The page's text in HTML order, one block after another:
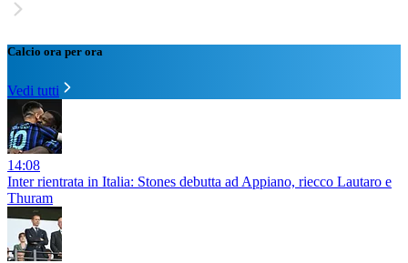
Calcio ora per ora
Vedi tutti
14:08
Inter rientrata in Italia: Stones debutta ad Appiano, riecco Lautaro e
Thuram